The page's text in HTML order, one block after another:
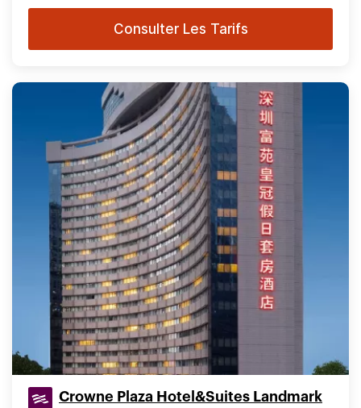
Consulter Les Tarifs
Crowne Plaza Hotel&Suites Landmark